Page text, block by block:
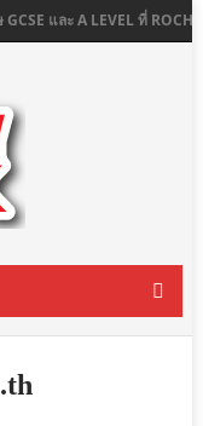
และ A LEVEL ที่